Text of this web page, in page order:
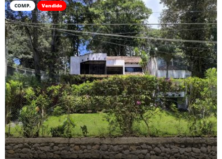
COMP. Vendido